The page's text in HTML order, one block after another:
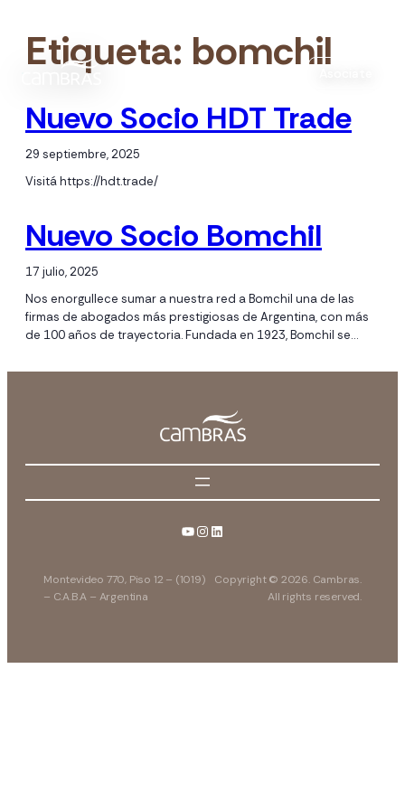
Etiqueta: bomchil
Nuevo Socio HDT Trade
29 septiembre, 2025
Visitá https://hdt.trade/
Nuevo Socio Bomchil
17 julio, 2025
Nos enorgullece sumar a nuestra red a Bomchil una de las
firmas de abogados más prestigiosas de Argentina, con más
de 100 años de trayectoria. Fundada en 1923, Bomchil se…
Montevideo 770, Piso 12 – (1019)
– C.A.B.A – Argentina
Copyright © 2026. Cambras.
All rights reserved.